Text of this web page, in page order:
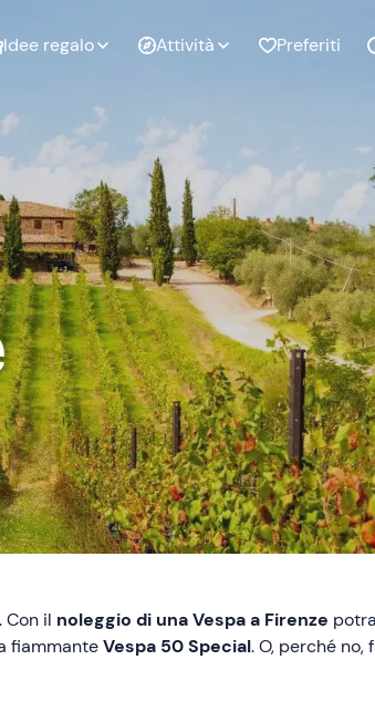
Idee regalo
da
regalare
Esperienze di
coppia
Laurea
Addio al
celibato
Addio al
nubilato
Attività Preferiti
il noleggio di una Vespa a Firenze
fiammanteVespa 50 Special. O, perché no,
Crea
Unisciti a
come te e